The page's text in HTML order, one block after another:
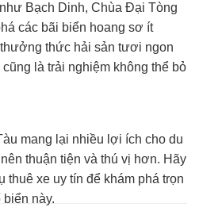
Bạch Dinh, Chùa Đại Tòng
các bãi biển hoang sơ ít
thức hải sản tươi ngon
là trải nghiệm không thể bỏ
mang lại nhiều lợi ích cho du
thuận tiện và thú vị hơn. Hãy
thuê xe uy tín để khám phá trọn
này.